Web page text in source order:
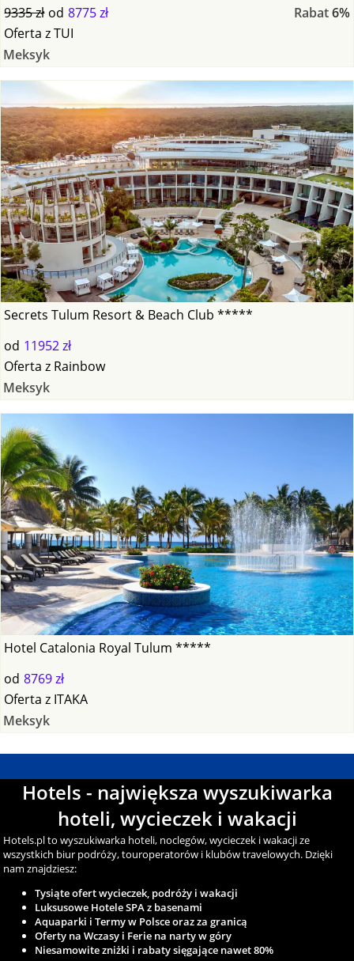
9335 zł od 8775 zł Rabat6%
Oferta zTUI
Meksyk
Secrets Tulum Resort & Beach Club *****
od 11952 zł
Oferta z Rainbow
Meksyk
Hotel Catalonia Royal Tulum *****
od 8769 zł
Oferta z ITAKA
Meksyk
Hotels - największa wyszukiwarka
hoteli, wycieczek i wakacji
Hotels.pl to wyszukiwarka hoteli, noclegów, wycieczek i wakacji ze
wszystkich biur podróży, touroperatorów i klubów travelowych. Dzięki
nam znajdziesz:
Tysiąte ofert wycieczek, podróży i wakacji
Luksusowe Hotele SPA z basenami
Aquaparki i Termy w Polsce oraz za granicą
Oferty na Wczasy i Ferie na narty w góry
Niesamowite zniżki i rabaty sięgające nawet 80%